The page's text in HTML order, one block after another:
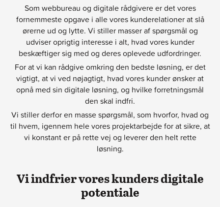
Som webbureau og digitale rådgivere er det vores
fornemmeste opgave i alle vores kunderelationer at slå
ørerne ud og lytte. Vi stiller masser af spørgsmål og
udviser oprigtig interesse i alt, hvad vores kunder
beskæftiger sig med og deres oplevede udfordringer.
For at vi kan rådgive omkring den bedste løsning, er det
vigtigt, at vi ved nøjagtigt, hvad vores kunder ønsker at
opnå med sin digitale løsning, og hvilke forretningsmål
den skal indfri.
Vi stiller derfor en masse spørgsmål, som hvorfor, hvad og
til hvem, igennem hele vores projektarbejde for at sikre, at
vi konstant er på rette vej og leverer den helt rette
løsning.
Vi indfrier vores kunders digitale
potentiale